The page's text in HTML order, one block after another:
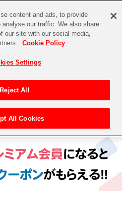
STORE EVENT
電子書籍
シリーズ> アイドルマスター
content and ads, to provide
our traffic. We also share
our site with our social media,
Cookie Policy
Settings
Reject All
All Cookies